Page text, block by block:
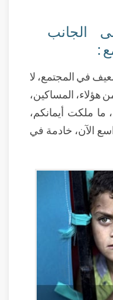
الجانب
:
في المجتمع، لا
هؤلاء، المساكين،
ما ملكت أيمانكم،
الآن، خادمة في